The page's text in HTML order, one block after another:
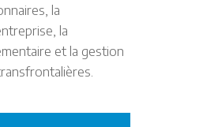
la
la
et la gestion